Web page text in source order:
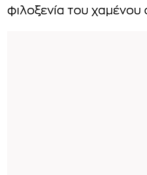
φιλοξενία του χαμένου